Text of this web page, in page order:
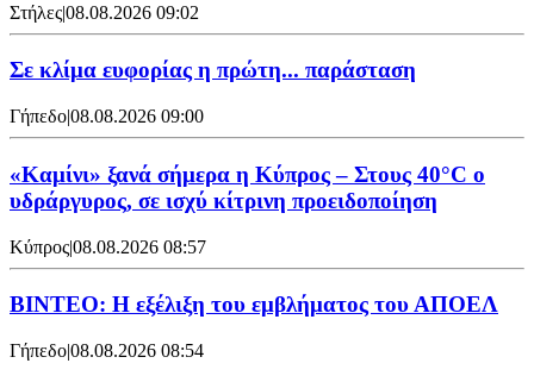
Στήλες|08.08.2026 09:02
Σε κλίμα ευφορίας η πρώτη... παράσταση
Γήπεδο|08.08.2026 09:00
«Καμίνι» ξανά σήμερα η Κύπρος – Στους 40°C ο
υδράργυρος, σε ισχύ κίτρινη προειδοποίηση
Κύπρος|08.08.2026 08:57
ΒΙΝΤΕΟ: Η εξέλιξη του εμβλήματος του ΑΠΟΕΛ
Γήπεδο|08.08.2026 08:54